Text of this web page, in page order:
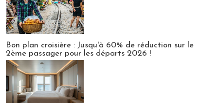
Bon plan croisière : Jusqu'à 60% de réduction sur le
2ème passager pour les départs 2026 !